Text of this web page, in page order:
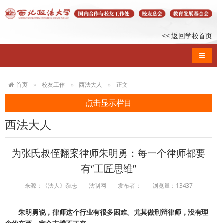
<< 返回学校首页
导航
首页 校友工作 西法大人 正文
点击显示栏目
西法大人
为张氏叔侄翻案律师朱明勇：每一个律师都要
有“工匠思维”
来源：《法人》杂志——法制网 发布者： 浏览量： 13437
朱明勇说，律师这个行业有很多困难。尤其做刑辩律师，没有理